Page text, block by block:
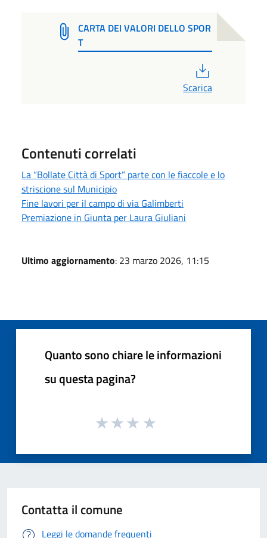
CARTA DEI VALORI DELLO SPOR
T
Scarica
Contenuti correlati
La “Bollate Città di Sport” parte con le fiaccole e lo
striscione sul Municipio
Fine lavori per il campo di via Galimberti
Premiazione in Giunta per Laura Giuliani
Ultimo aggiornamento: 23 marzo 2026, 11:15
Quanto sono chiare le informazioni
su questa pagina?
Contatta il comune
Leggi le domande frequenti